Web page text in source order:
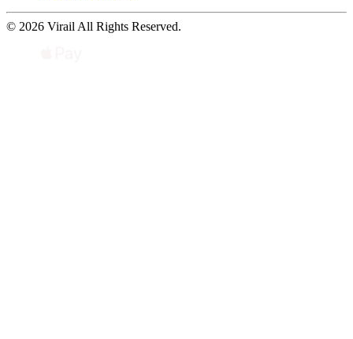
© 2026 Virail All Rights Reserved.